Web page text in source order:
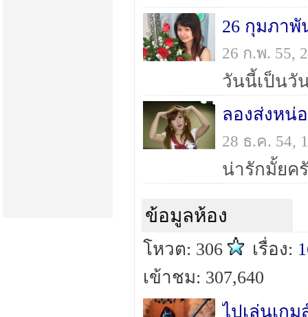
26 กุมภาพั
26 ก.พ. 55,
ลองส่งหน่
28 ธ.ค. 54,
น่ารักมั้ยครั
ข้อมูลห้อง
โหวต: 306 เรื่อง:
เข้าชม: 307,640
ไปเล่นเก